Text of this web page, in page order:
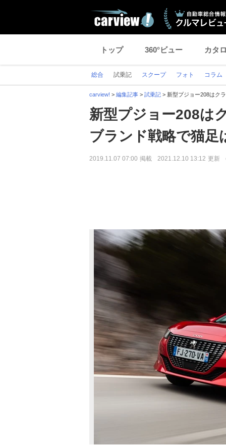
トップ 360°ビュー カタ
総合 試乗記 スクープ フォト コラム
carview! > 編集記事 > 試乗記 > 新型プジョー208はク
新型プジョー208は
ブランド戦略で猫足
2019.11.07 07:00 掲載 2021.12.10 13:12 更新